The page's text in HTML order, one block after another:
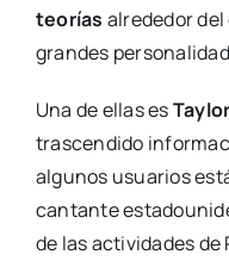
teorías alrededor
grandes
Una de ellas es
trascendido
algunos usuarios
cantante
de las actividades